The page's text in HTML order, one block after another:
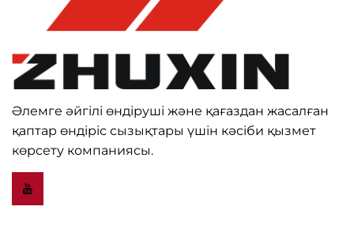
Әлемге әйгілі өндіруші және қағаздан жасалған
қаптар өндіріс сызықтары үшін кәсіби қызмет
көрсету компаниясы.